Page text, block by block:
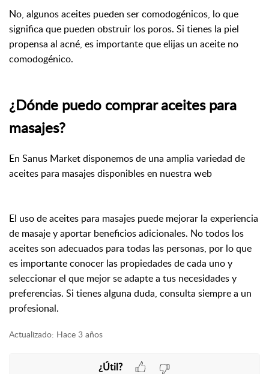
No, algunos aceites pueden ser comodogénicos, lo que
significa que pueden obstruir los poros. Si tienes la piel
propensa al acné, es importante que elijas un aceite no
comodogénico.
¿Dónde puedo comprar aceites para
masajes?
En Sanus Market disponemos de una amplia variedad de
aceites para masajes disponibles en nuestra web
El uso de aceites para masajes puede mejorar la experiencia
de masaje y aportar beneficios adicionales. No todos los
aceites son adecuados para todas las personas, por lo que
es importante conocer las propiedades de cada uno y
seleccionar el que mejor se adapte a tus necesidades y
preferencias. Si tienes alguna duda, consulta siempre a un
profesional.
Actualizado: Hace 3 años
¿Útil?